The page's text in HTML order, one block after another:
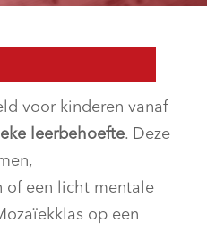
voor kinderen vanaf
leerbehoefte. Deze
of een licht mentale
op een